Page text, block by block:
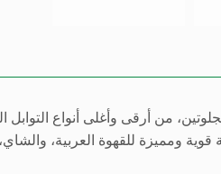
ومميزة للقهوة العربية،